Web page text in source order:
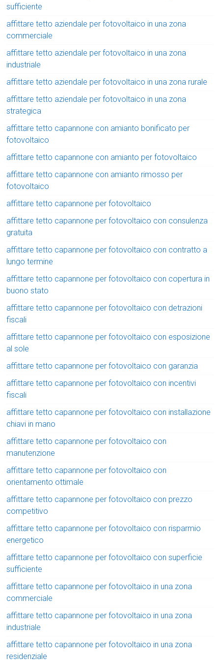
sufficiente
affittare tetto aziendale per fotovoltaico in una zona
commerciale
affittare tetto aziendale per fotovoltaico in una zona
industriale
affittare tetto aziendale per fotovoltaico in una zona rurale
affittare tetto aziendale per fotovoltaico in una zona
strategica
affittare tetto capannone con amianto bonificato per
fotovoltaico
affittare tetto capannone con amianto per fotovoltaico
affittare tetto capannone con amianto rimosso per
fotovoltaico
affittare tetto capannone per fotovoltaico
affittare tetto capannone per fotovoltaico con consulenza
gratuita
affittare tetto capannone per fotovoltaico con contratto a
lungo termine
affittare tetto capannone per fotovoltaico con copertura in
buono stato
affittare tetto capannone per fotovoltaico con detrazioni
fiscali
affittare tetto capannone per fotovoltaico con esposizione
al sole
affittare tetto capannone per fotovoltaico con garanzia
affittare tetto capannone per fotovoltaico con incentivi
fiscali
affittare tetto capannone per fotovoltaico con installazione
chiavi in mano
affittare tetto capannone per fotovoltaico con
manutenzione
affittare tetto capannone per fotovoltaico con
orientamento ottimale
affittare tetto capannone per fotovoltaico con prezzo
competitivo
affittare tetto capannone per fotovoltaico con risparmio
energetico
affittare tetto capannone per fotovoltaico con superficie
sufficiente
affittare tetto capannone per fotovoltaico in una zona
commerciale
affittare tetto capannone per fotovoltaico in una zona
industriale
affittare tetto capannone per fotovoltaico in una zona
residenziale